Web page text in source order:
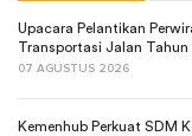
Upacara Pelantikan
Transportasi Jalan Tahun
07 AGUSTUS 2026
Kemenhub Perkuat SDM